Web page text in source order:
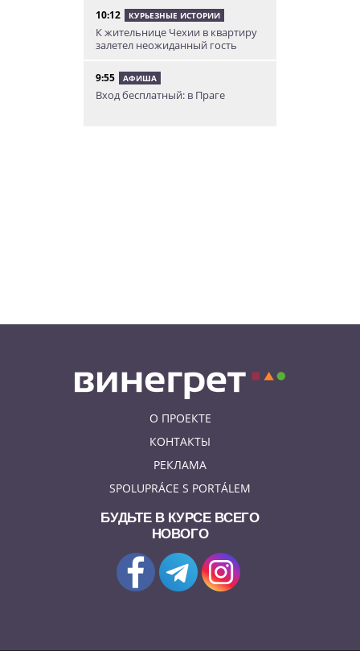
10:12 КУРЬЕЗНЫЕ ИСТОРИИ
К жительнице Чехии в квартиру
залетел неожиданный гость
9:55 АФИША
Вход бесплатный: в Праге
О ПРОЕКТЕ
КОНТАКТЫ
РЕКЛАМА
SPOLUPRÁCE S PORTÁLEM
БУДЬТЕ В КУРСЕ ВСЕГО
НОВОГО